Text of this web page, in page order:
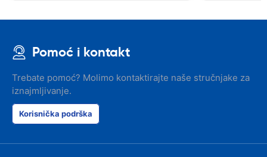
Pomoć i kontakt
Trebate pomoć? Molimo kontaktirajte naše stručnjake za
iznajmljivanje.
Korisnička podrška